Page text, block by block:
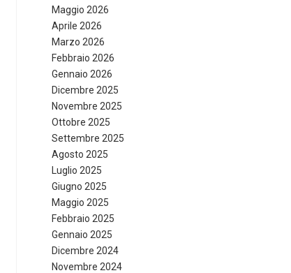
Maggio 2026
Aprile 2026
Marzo 2026
Febbraio 2026
Gennaio 2026
Dicembre 2025
Novembre 2025
Ottobre 2025
Settembre 2025
Agosto 2025
Luglio 2025
Giugno 2025
Maggio 2025
Febbraio 2025
Gennaio 2025
Dicembre 2024
Novembre 2024